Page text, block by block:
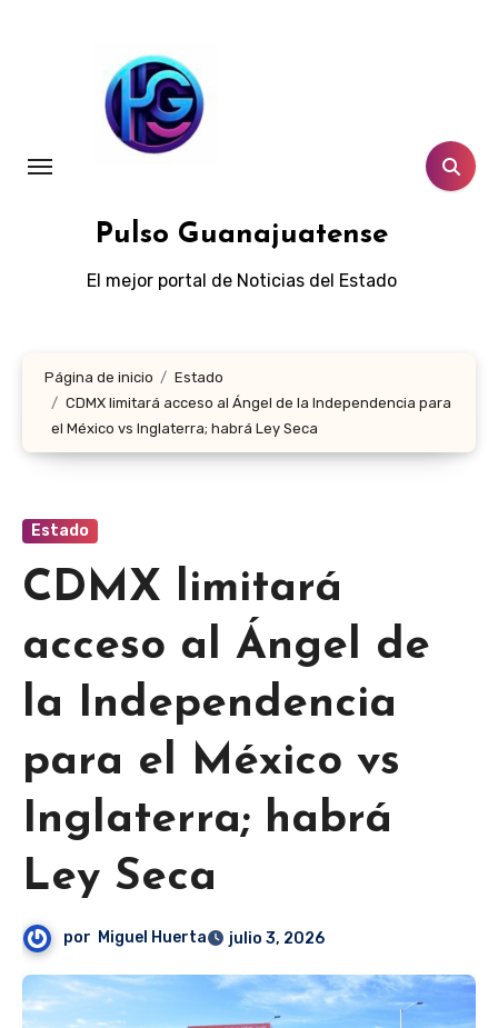
Pulso Guanajuatense
El mejor portal de Noticias del Estado
Página de inicio
Estado
CDMX limitará acceso al Ángel de la Independencia para
el México vs Inglaterra; habrá Ley Seca
Estado
CDMX limitará
acceso al Ángel de
la Independencia
para el México vs
Inglaterra; habrá
Ley Seca
por Miguel Huerta julio 3, 2026